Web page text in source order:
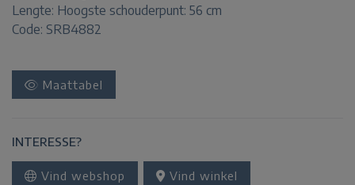
Lengte: Hoogste schouderpunt: 56 cm
Code: SRB4882
Maattabel
INTERESSE?
Vind webshop Vind winkel